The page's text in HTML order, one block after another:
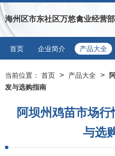
海州区市东社区万悠禽业经营部
首页 企业简介 产品大全
当前位置： 首页 > 产品大全 >
发与选购指南
阿坝州鸡苗市场
与选